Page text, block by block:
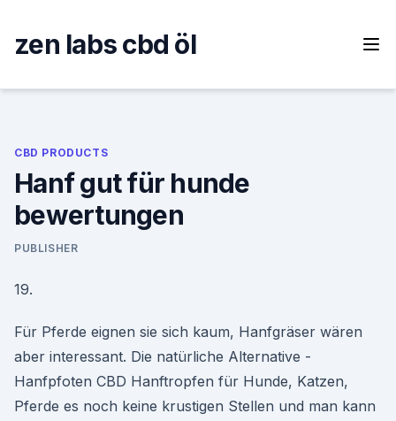
content
zen labs cbd öl
CBD PRODUCTS
Hanf gut für hunde
bewertungen
PUBLISHER
19.
Für Pferde eignen sie sich kaum, Hanfgräser wären
aber interessant. Die natürliche Alternative -
Hanfpfoten CBD Hanftropfen für Hunde, Katzen,
Pferde es noch keine krustigen Stellen und man kann